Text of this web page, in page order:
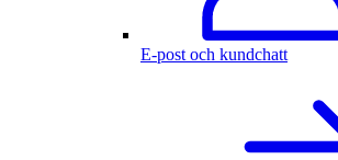
E-post och kundchatt